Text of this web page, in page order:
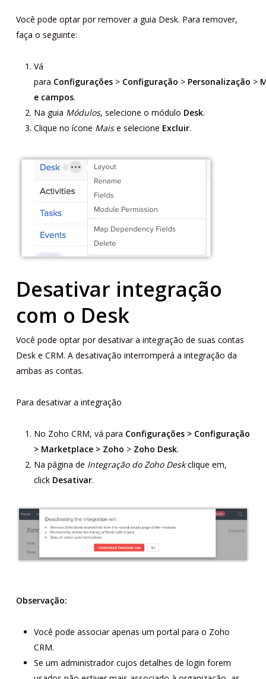
Você pode optar por remover a guia Desk. Para remover,
faça o seguinte:
Vá
para Configurações> Configuração > Personalização >
e campos.
Na guia Módulos, selecione o módulo Desk.
Clique no ícone Maise selecione Excluir.
Desativar integração
com o Desk
Você pode optar por desativar a integração de suas contas
Desk e CRM. A desativação interromperá a integração da
ambas as contas.
Para desativar a integração
No Zoho CRM, vá para Configurações > Configuração
> Marketplace > Zoho >Zoho Desk.
Na página de Integração doZoho Deskclique em,
click Desativar.
Observação:
Você pode associar apenas um portal para o Zoho
CRM.
Se um administrador cujos detalhes de login forem